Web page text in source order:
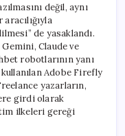
değil, aynı
de yasaklandı.
Claude ve
robotlarının yanı
Adobe Firefly
yazarların,
girdi olarak
ilkeleri gereği